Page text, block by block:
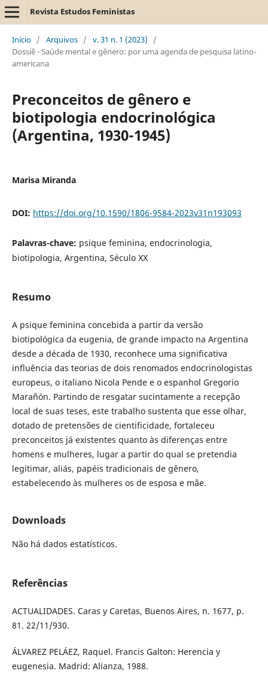
Revista Estudos Feministas
Início / Arquivos / v. 31 n. 1 (2023)
/
Dossiê - Saúde mental e gênero: por uma agenda de pesquisa latino-
americana
Preconceitos de gênero e
biotipologia endocrinológica
(Argentina, 1930-1945)
Marisa Miranda
DOI: https://doi.org/10.1590/1806-9584-2023v31n193093
Palavras-chave: psique feminina, endocrinologia,
biotipologia, Argentina, Século XX
Resumo
A psique feminina concebida a partir da versão
biotipológica da eugenia, de grande impacto na Argentina
desde a década de 1930, reconhece uma significativa
influência das teorias de dois renomados endocrinologistas
europeus, o italiano Nicola Pende e o espanhol Gregorio
Marañón. Partindo de resgatar sucintamente a recepção
local de suas teses, este trabalho sustenta que esse olhar,
dotado de pretensões de cientificidade, fortaleceu
preconceitos já existentes quanto às diferenças entre
homens e mulheres, lugar a partir do qual se pretendia
legitimar, aliás, papéis tradicionais de gênero,
estabelecendo às mulheres os de esposa e mãe.
Downloads
Não há dados estatísticos.
Referências
ACTUALIDADES. Caras y Caretas, Buenos Aires, n. 1677, p.
81. 22/11/930.
ÁLVAREZ PELÁEZ, Raquel. Francis Galton: Herencia y
eugenesia. Madrid: Alianza, 1988.